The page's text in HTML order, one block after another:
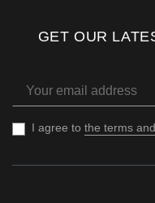
GET OUR
I agree to the terms